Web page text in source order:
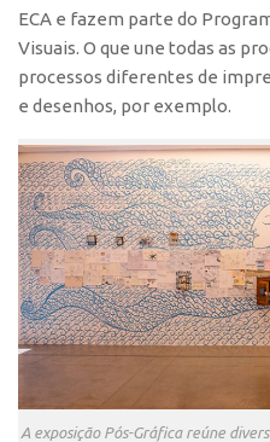
Banco de Patentes
Patentes em Destaque
Inteligência Competitiva
Showroom de
Empreendedorismo
Jornada Empreendedora
Bolsas
Bolsa
Bolsa Startup USP
Prêmio USP de
Entidades
ECA e fazem parte do
Visuais. O que une todas as
processos diferentes de
e desenhos, por exemplo.
A exposição Pós-Gráfica reúne